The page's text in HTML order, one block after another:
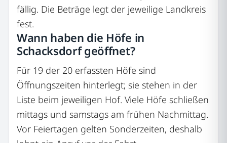
fällig. Die Beträge legt der jeweilige Landkreis
fest.
Wann haben die Höfe in
Schacksdorf geöffnet?
Für 19 der 20 erfassten Höfe sind
Öffnungszeiten hinterlegt; sie stehen in der
Liste beim jeweiligen Hof. Viele Höfe schließen
mittags und samstags am frühen Nachmittag.
Vor Feiertagen gelten Sonderzeiten, deshalb